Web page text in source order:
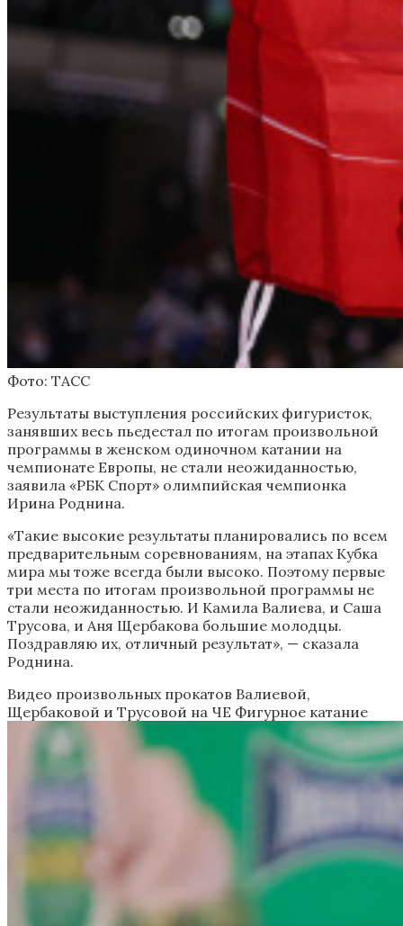
Фото: ТАСС
Результаты выступления российских фигуристок,
занявших весь пьедестал по итогам произвольной
программы в женском одиночном катании на
чемпионате Европы, не стали неожиданностью,
заявила «РБК Спорт» олимпийская чемпионка
Ирина Роднина.
«Такие высокие результаты планировались по всем
предварительным соревнованиям, на этапах Кубка
мира мы тоже всегда были высоко. Поэтому первые
три места по итогам произвольной программы не
стали неожиданностью. И Камила Валиева, и Саша
Трусова, и Аня Щербакова большие молодцы.
Поздравляю их, отличный результат», — сказала
Роднина.
Видео произвольных прокатов Валиевой,
Щербаковой и Трусовой на ЧЕ Фигурное катание